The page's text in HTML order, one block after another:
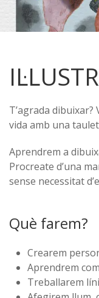
T’agrada
vida amb una
Aprendrem a
Procreate d’una
sense necessitat
Què farem?
Crearem
Aprendrem
Treballarem